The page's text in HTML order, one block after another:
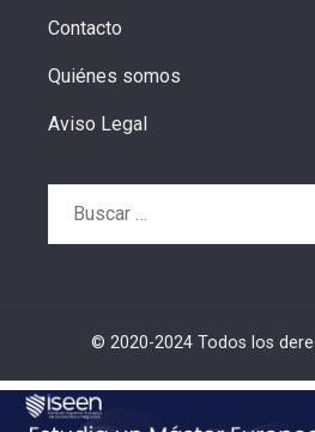
Contacto
Quiénes somos
Aviso Legal
© 2020-2024 Todos los